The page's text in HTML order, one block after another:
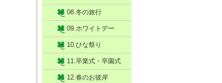
08.冬の旅行
09.ホワイトデー
10.ひな祭り
11.卒業式・卒園式
12.春のお彼岸